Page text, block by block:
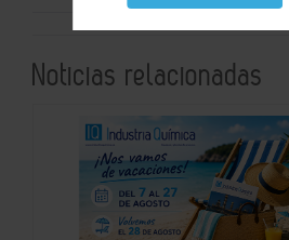
Noticias relacionadas